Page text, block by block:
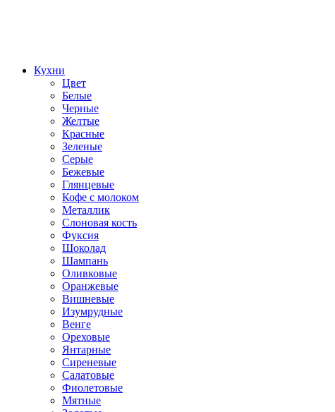
Кухни
Цвет
Белые
Черные
Желтые
Красные
Зеленые
Серые
Бежевые
Глянцевые
Кофе с молоком
Металлик
Слоновая кость
Фуксия
Шоколад
Шампань
Оливковые
Оранжевые
Вишневые
Изумрудные
Венге
Ореховые
Янтарные
Сиреневые
Салатовые
Фиолетовые
Мятные